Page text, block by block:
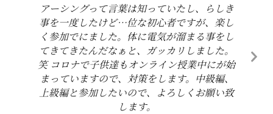
アーシングって言葉は知っていたし、らしき
事を一度したけど…位な初心者ですが、楽し
く参加でにました。体に電気が溜まる事をし
てきてきたんだなぁと、ガッカリしました。
笑 コロナで子供達もオンライン授業中にが始
まっていますので、対策をします。中級編、
上級編と参加したいので、よろしくお願い致
します。